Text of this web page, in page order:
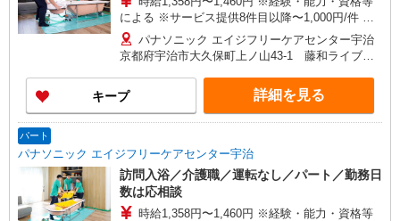
による ※サービス提供8件目以降〜1,000円/件 手
当あり ※訪問入浴経験1年以上の方は〜50円時給
優遇
パナソニック エイジフリーケアセンター宇治
京都府宇治市大久保町上ノ山43-1 藤和ライブタ
キープ 詳細を見る
パート
パナソニック エイジフリーケアセンター宇治
訪問入浴／介護職／運転なし／パート／勤務日
数は応相談
時給1,358円〜1,460円 ※経験・能力・資格等